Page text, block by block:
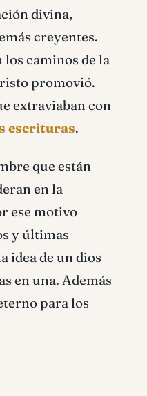
divina,
creyentes.
caminos de la
promovió.
extraviaban con
escrituras.
que están
en la
ese motivo
y últimas
idea de un dios
en una. Además
para los